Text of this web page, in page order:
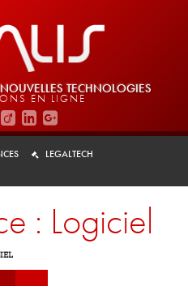
NOUVELLES TECHNOLOGIES
EN LIGNE
LEGALTECH
: Logiciel